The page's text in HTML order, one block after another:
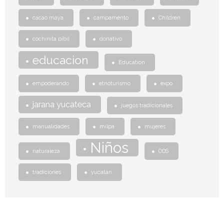
cacao maya campamento Children
cochinita pibil donativo
educacion Education
empoderando etnoturismo expo
jarana yucateca juegos tradicionales
manualidades milpa mujeres
naturaleza Niños ODS
tradiciones yucatan